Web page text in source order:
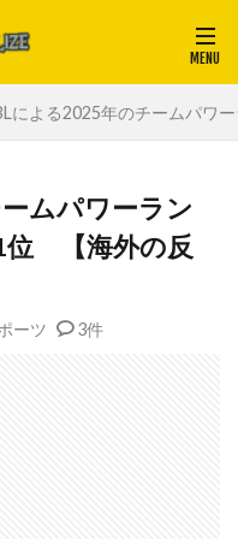
による2025年のチームパワ
ムパワーラン
【海外の反
ーツ 3件